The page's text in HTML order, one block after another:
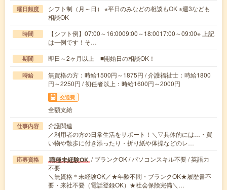
曜日頻度
シフト制（月～日） ※平日のみなどの相談もOK ※週3なども
相談OK
時間
【シフト例】07:00～16:0009:00～18:0017:00～09:00※ 上記
は一例です！そ…
期間 即日～2ヶ月以上 ■開始日の相談OK！
時給
無資格の方：時給1500円～1875円 / 介護福祉士：時給1800
円～2250円 / 初任者以上：時給1600円～2000円
交通費
全額支給
仕事内容
介護関連
／利用者の方の日常生活をサポート！＼▽具体的には…・買
い物や散歩に付き添ったり・折り紙や体操などのレ…
応募資格 職種未経験OK / ブランクOK / パソコンスキル不要 / 英語力
不要
＼無資格＊未経験OK／★年齢不問・ブランクOK★履歴書不
要・来社不要（電話登録OK）★社会保険完備＼…